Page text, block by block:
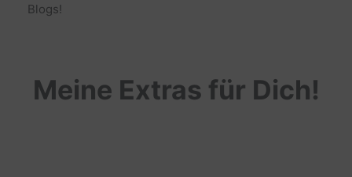
Blogs!
Meine Extras für Dich!